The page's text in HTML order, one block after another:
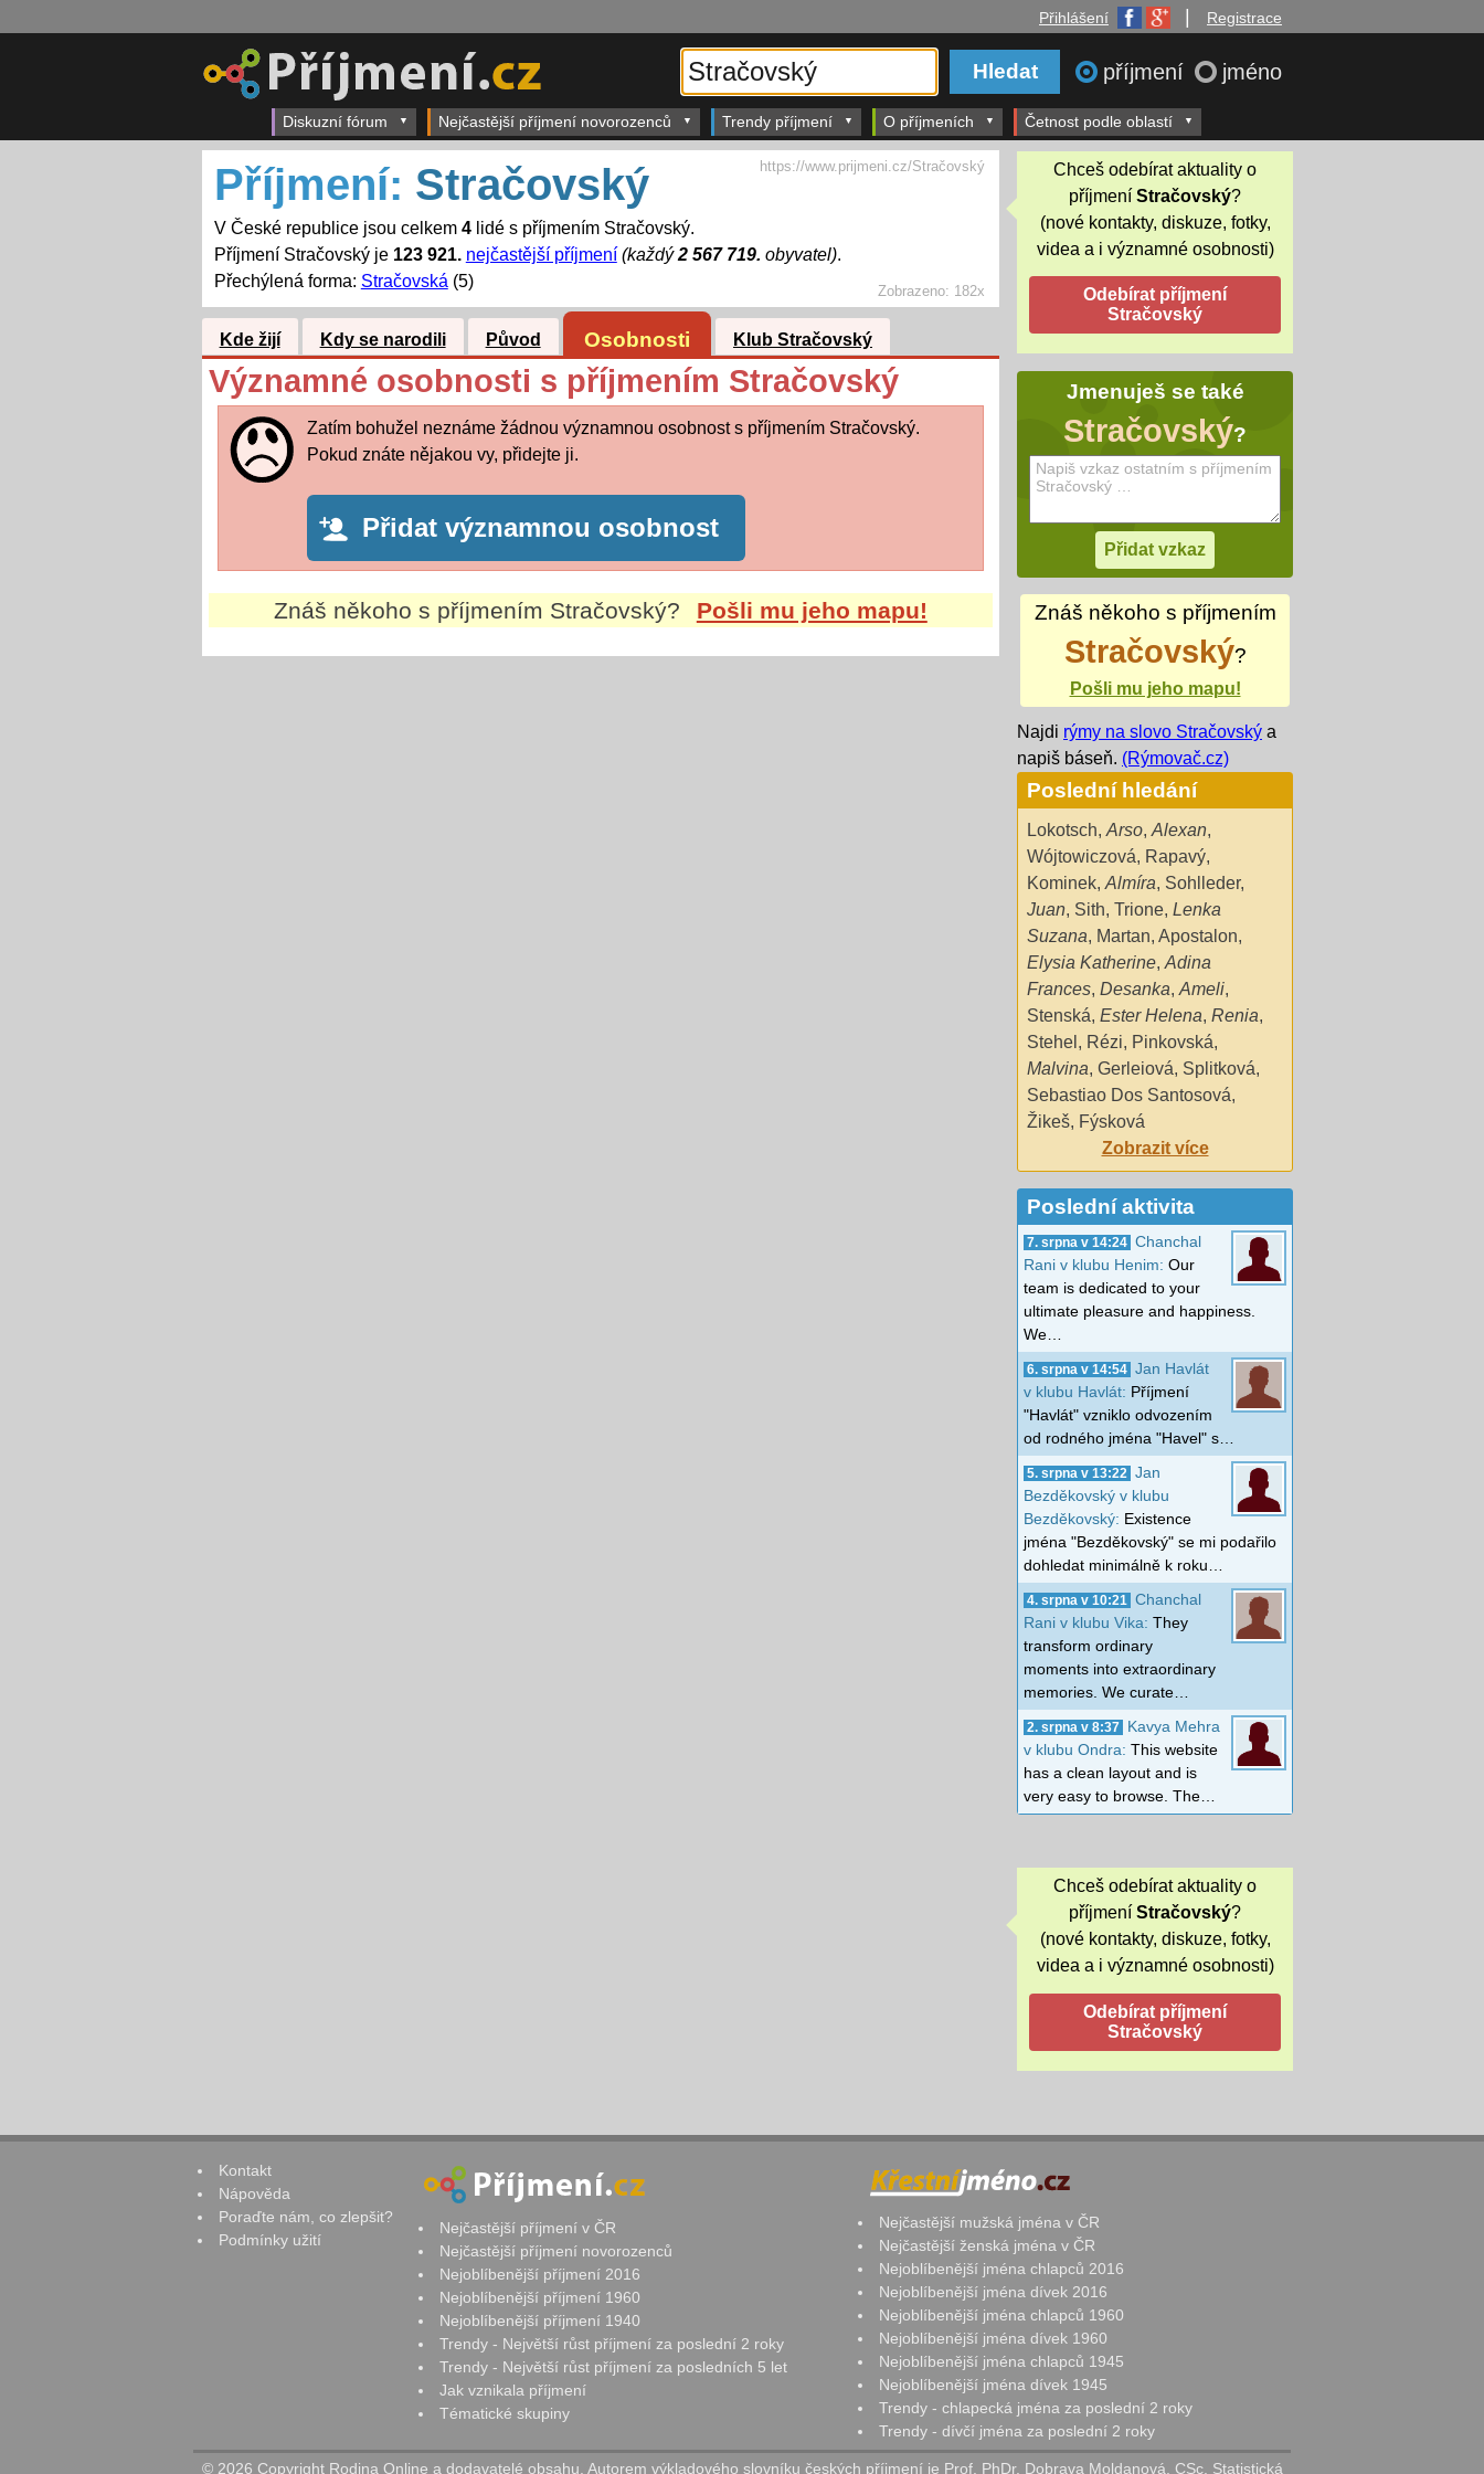
Přihlášení Registrace
příjmení jméno
Diskuzní fórum Nejčastější příjmení novorozenců Trendy příjmení O příjmeních Četnost podle oblastí
Zobrazeno: 182x
Příjmení: Stračovský
V České republice jsou celkem 4lidé s příjmením Stračovský.
Příjmení Stračovský je 123 921. nejčastější příjmení (každý2 567 719. obyvatel).
Přechýlená forma: Stračovská (5)
https://www.prijmeni.cz/Stračovský
Kde žijí Kdy se narodili Původ Osobnosti Klub Stračovský
Významné osobnosti s příjmením Stračovský
Zatím bohužel neznáme žádnou významnou osobnost s příjmením Stračovský.
Pokud znáte nějakou vy, přidejte ji.
Přidat významnou osobnost
Znáš někoho s příjmením Stračovský? Pošli mu jeho mapu!
Chceš odebírat aktuality o
příjmení Stračovský?
(nové kontakty, diskuze, fotky,
videa a i významné osobnosti)
Jmenuješ se také
Stračovský?
Znáš někoho s příjmením
Stračovský?
Pošli mu jeho mapu!
Najdi rýmy na slovo Stračovský a
napiš báseň. (Rýmovač.cz)
Poslední hledání
Lokotsch, Arso, Alexan,
Wójtowiczová, Rapavý,
Kominek, Almíra, Sohlleder,
Juan, Sith, Trione, Lenka
Suzana, Martan, Apostalon,
Elysia Katherine, Adina
Frances, Desanka, Ameli,
Stenská, Ester Helena, Renia,
Stehel , Rézi, Pinkovská,
Malvina, Gerleiová, Splitková,
Sebastiao Dos Santosová,
Žikeš, Fýsková
Zobrazit více
Poslední aktivita
7. srpna v 14:24 Chanchal
Rani v klubu Henim: Our
team is dedicated to your
ultimate pleasure and happiness.
We…
6. srpna v 14:54 Jan Havlát
v klubu Havlát: Příjmení
"Havlát" vzniklo odvozením
od rodného jména "Havel" s…
5. srpna v 13:22
Jan
Bezděkovský v klubu
Bezděkovský: Existence
jména "Bezděkovský" se mi podařilo
dohledat minimálně k roku…
4. srpna v 10:21
Chanchal
Rani v klubu Vika: They
transform ordinary
moments into extraordinary
memories. We curate…
2. srpna v 8:37
Kavya Mehra
v klubu Ondra: This website
has a clean layout and is
very easy to browse. The…
Chceš odebírat aktuality o
příjmení Stračovský?
(nové kontakty, diskuze, fotky,
videa a i významné osobnosti)
Kontakt
Nápověda
Poraďte nám, co zlepšit?
Podmínky užití
Nejčastější příjmení v ČR
Nejčastější příjmení novorozenců
Nejoblíbenější příjmení 2016
Nejoblíbenější příjmení 1960
Nejoblíbenější příjmení 1940
Trendy - Největší růst příjmení za poslední 2 roky
Trendy - Největší růst příjmení za posledních 5 let
Jak vznikala příjmení
Tématické skupiny
Nejčastější mužská jména v ČR
Nejčastější ženská jména v ČR
Nejoblíbenější jména chlapců 2016
Nejoblíbenější jména dívek 2016
Nejoblíbenější jména chlapců 1960
Nejoblíbenější jména dívek 1960
Nejoblíbenější jména chlapců 1945
Nejoblíbenější jména dívek 1945
Trendy - chlapecká jména za poslední 2 roky
Trendy - dívčí jména za poslední 2 roky
© 2026 Copyright Rodina Online a dodavatelé obsahu. Autorem výkladového slovníku českých příjmení je Prof. PhDr. Dobrava Moldanová, CSc. Statistická